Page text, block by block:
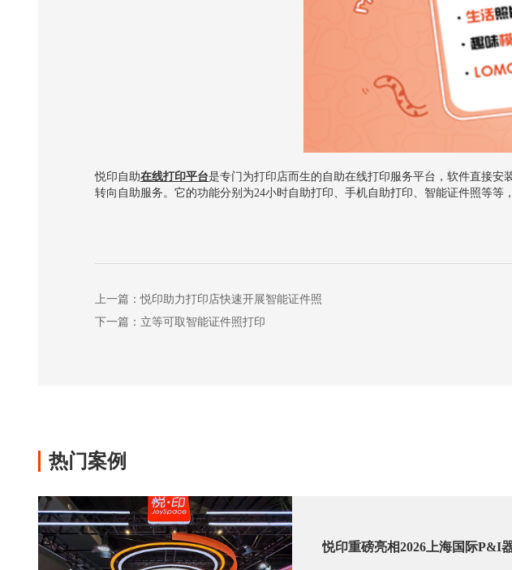
悦印自助在线打印平台是专门为打印店而生的自助在线打印服务平台，软件直接
转向自助服务。它的功能分别为24小时自助打印、手机自助打印、智能证件照等等
上一篇：悦印助力打印店快速开展智能证件照
下一篇：立等可取智能证件照打印
热门案例
悦印重磅亮相2026上海国际P&I